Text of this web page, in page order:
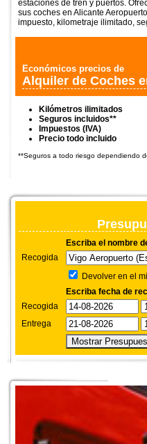
estaciones de tren y puertos.
sus coches en Alicante
impuesto, kilometraje ilimitado,
Económicos precios de
Alquiler de Coches
Kilómetros ilimitados
Seguros incluidos**
Impuestos (IVA)
Precio todo incluido
**Seguros a todo riesgo dependiendo
Escriba el nombre
Recogida
Devolver en el
Escriba fecha de
Recogida
Entrega